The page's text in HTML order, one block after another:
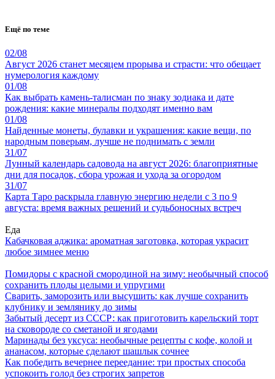
Ещё по теме
02/08
Август 2026 станет месяцем прорыва и страсти: что обещает
нумерология каждому
01/08
Как выбрать камень-талисман по знаку зодиака и дате
рождения: какие минералы подходят именно вам
01/08
Найденные монеты, булавки и украшения: какие вещи, по
народным поверьям, лучше не поднимать с земли
31/07
Лунный календарь садовода на август 2026: благоприятные
дни для посадок, сбора урожая и ухода за огородом
31/07
Карта Таро раскрыла главную энергию недели с 3 по 9
августа: время важных решений и судьбоносных встреч
Еда
Кабачковая аджика: ароматная заготовка, которая украсит
любое зимнее меню
Помидоры с красной смородиной на зиму: необычный способ
сохранить плоды целыми и упругими
Сварить, заморозить или высушить: как лучше сохранить
клубнику и землянику до зимы
Забытый десерт из СССР: как приготовить карельский торт
на сковороде со сметаной и ягодами
Маринады без уксуса: необычные рецепты с кофе, колой и
ананасом, которые сделают шашлык сочнее
Как победить вечернее переедание: три простых способа
успокоить голод без строгих запретов